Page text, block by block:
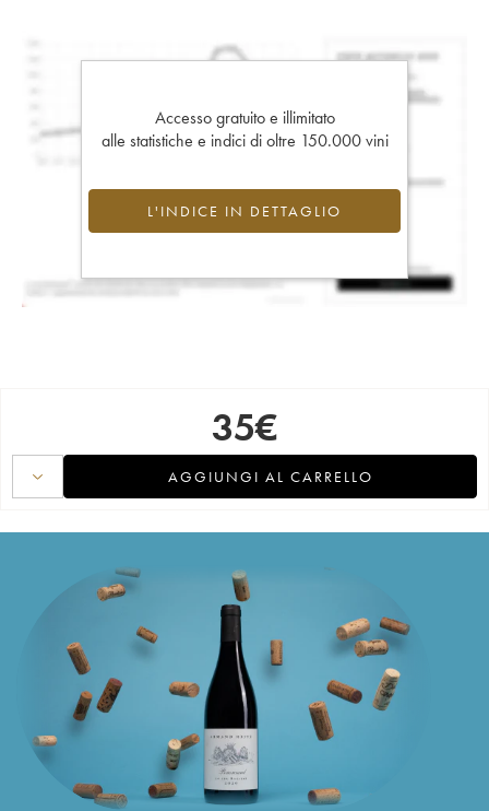
Accesso gratuito e illimitato
alle statistiche e indici di oltre 150.000 vini
L'INDICE IN DETTAGLIO
35€
AGGIUNGI AL CARRELLO